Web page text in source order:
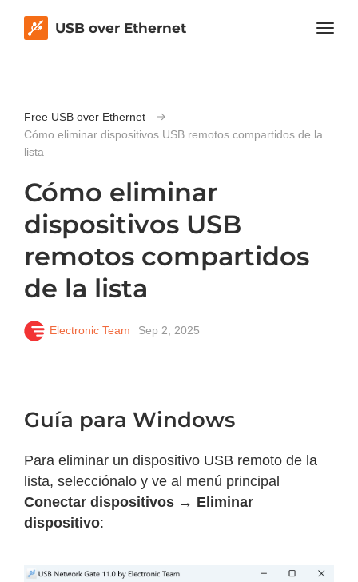
USB over Ethernet
Free USB over Ethernet
Cómo eliminar dispositivos USB remotos compartidos de la
lista
Cómo eliminar
dispositivos USB
remotos compartidos
de la lista
Electronic Team Sep 2, 2025
Guía para Windows
Para eliminar un dispositivo USB remoto de la
lista, selecciónalo y ve al menú principal
Conectar dispositivos → Eliminar
dispositivo: